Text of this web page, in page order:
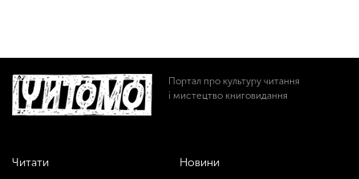
Портал про культуру читання
і мистецтво книговидання
Читати Новини